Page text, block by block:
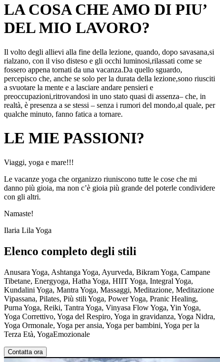
LA COSA CHE AMO DI PIU’
DEL MIO LAVORO?
Il volto degli allievi alla fine della lezione, quando, dopo savasana,si
rialzano, con il viso disteso e gli occhi luminosi,rilassati come se
fossero appena tornati da una vacanza.Da quello sguardo,
percepisco che, anche se solo per la durata della lezione,sono riusciti
a svuotare la mente e a lasciare andare pensieri e
preoccupazioni,ritrovandosi in uno stato quasi di assenza– che, in
realtà, è presenza a se stessi – senza i rumori del mondo,al quale, per
qualche minuto, fanno fatica a tornare.
LE MIE PASSIONI?
Viaggi, yoga e mare!!!
Le vacanze yoga che organizzo riuniscono tutte le cose che mi
danno più gioia, ma non c’è gioia più grande del poterle condividere
con gli altri.
Namaste!
Ilaria Lila Yoga
Elenco completo degli stili
Anusara Yoga, Ashtanga Yoga, Ayurveda, Bikram Yoga, Campane
Tibetane, Energyoga, Hatha Yoga, HIIT Yoga, Integral Yoga,
Kundalini Yoga, Mantra Yoga, Massaggi, Meditazione, Meditazione
Vipassana, Pilates, Più stili Yoga, Power Yoga, Pranic Healing,
Purna Yoga, Reiki, Tantra Yoga, Vinyasa Flow Yoga, Yin Yoga,
Yoga Correttivo, Yoga del Respiro, Yoga in gravidanza, Yoga Nidra,
Yoga Ormonale, Yoga per ansia, Yoga per bambini, Yoga per la
Terza Età, YogaEmozionale
Contatta ora